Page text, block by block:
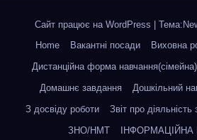
Сайт працює на WordPress
Home
Вакантні посади Виховна
Дистанційна форма навчання(сімейна)
Домашнє завдання
Дошкільний
З досвіду роботи
Звіт про діяльність
ЗНО/НМТ